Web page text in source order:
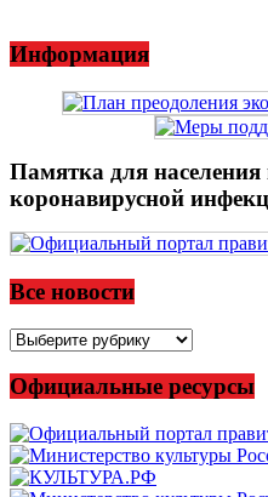
Информация
Памятка для
коронавирусной
Все новости
Все
Официальные ресурсы